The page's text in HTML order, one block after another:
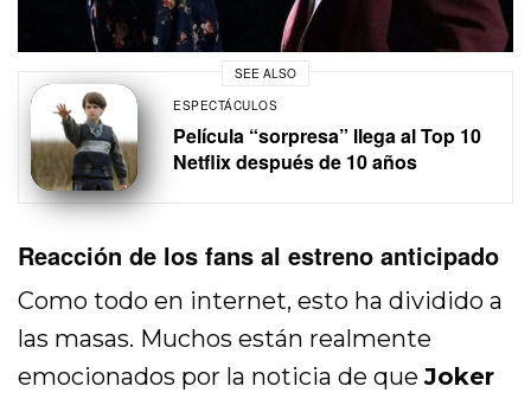
SEE ALSO
ESPECTÁCULOS
Película “sorpresa” llega al Top 10
Netflix después de 10 años
Reacción de los fans al estreno anticipado
Como todo en internet, esto ha dividido a
las masas. Muchos están realmente
emocionados por la noticia de queJoker